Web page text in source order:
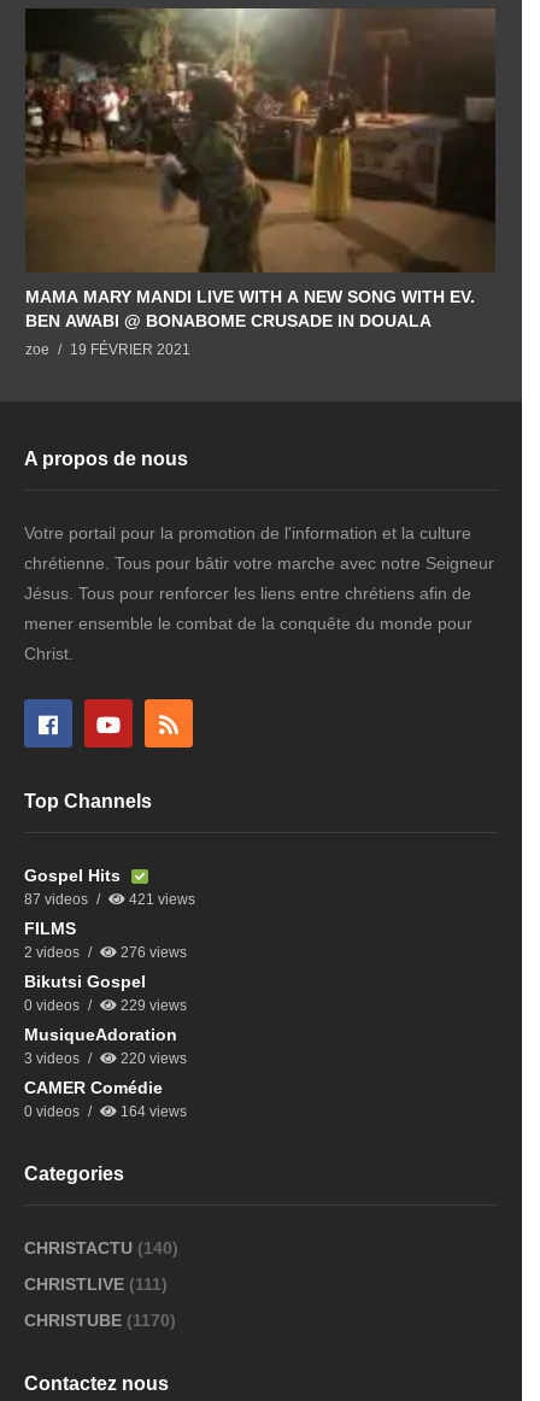
MAMA MARY MANDI LIVE WITH A NEW SONG WITH EV.
BEN AWABI @ BONABOME CRUSADE IN DOUALA
zoe 19 FÉVRIER 2021
A propos de nous
Votre portail pour la promotion de l'information et la culture
chrétienne. Tous pour bâtir votre marche avec notre Seigneur
Jésus. Tous pour renforcer les liens entre chrétiens afin de
mener ensemble le combat de la conquête du monde pour
Christ.
Top Channels
Gospel Hits
87 videos 421 views
FILMS
2 videos 276 views
Bikutsi Gospel
0 videos 229 views
MusiqueAdoration
3 videos 220 views
CAMER Comédie
0 videos 164 views
Categories
CHRISTACTU (140)
CHRISTLIVE (111)
CHRISTUBE (1170)
Contactez nous